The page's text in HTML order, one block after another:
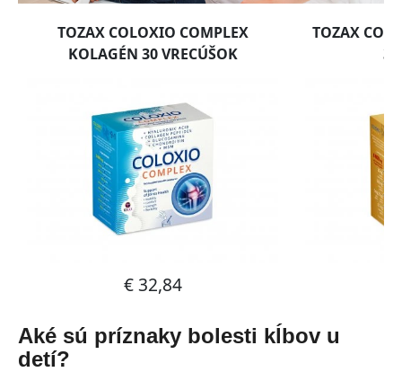
Aké sú príznaky bolesti kĺbov u
detí?